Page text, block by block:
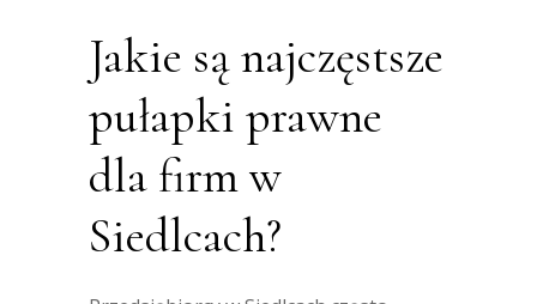
Jakie są najczęstsze
pułapki prawne
dla firm w
Siedlcach?